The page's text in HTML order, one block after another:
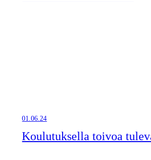
01.06.24
Koulutuksella toivoa